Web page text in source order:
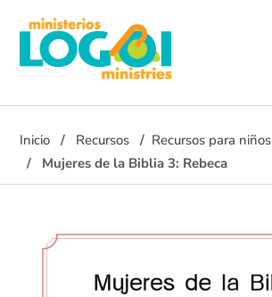
Inicio Recursos
Recursos para niños
Mujeres de la Biblia 3: Rebeca